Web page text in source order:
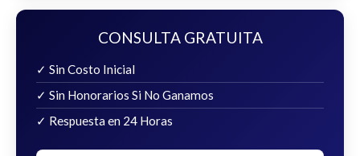
CONSULTA GRATUITA
✓ Sin Costo Inicial
✓ Sin Honorarios Si No Ganamos
✓ Respuesta en 24 Horas